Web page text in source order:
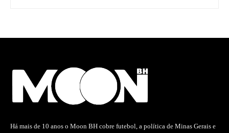
Há mais de 10 anos o Moon BH cobre futebol, a política de Minas Gerais e